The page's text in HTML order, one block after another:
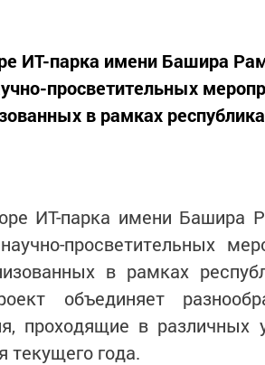
ИТ-парка имени Башира
просветительных
в рамках
ИТ-парка имени Башира
просветительных
в рамках
объединяет
проходящие в различных
текущего года.